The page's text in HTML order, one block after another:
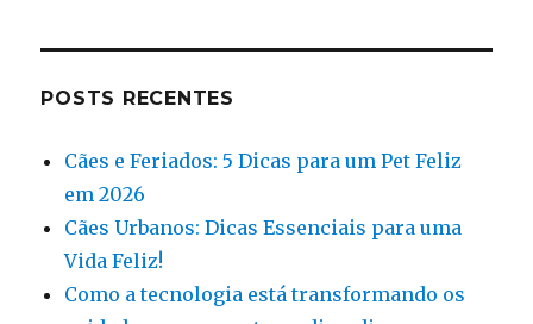
POSTS RECENTES
Cães e Feriados: 5 Dicas para um Pet Feliz
em 2026
Cães Urbanos: Dicas Essenciais para uma
Vida Feliz!
Como a tecnologia está transformando os